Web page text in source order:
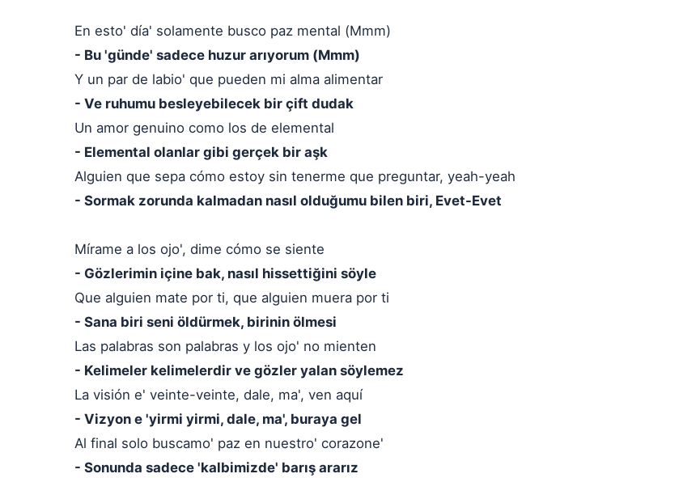
En esto' día' solamente busco paz mental (Mmm)
- Bu 'günde' sadece huzur arıyorum (Mmm)
Y un par de labio' que pueden mi alma alimentar
- Ve ruhumu besleyebilecek bir çift dudak
Un amor genuino como los de elemental
- Elemental olanlar gibi gerçek bir aşk
Alguien que sepa cómo estoy sin tenerme que preguntar, yeah-yeah
- Sormak zorunda kalmadan nasıl olduğumu bilen biri, Evet-Evet
Mírame a los ojo', dime cómo se siente
- Gözlerimin içine bak, nasıl hissettiğini söyle
Que alguien mate por ti, que alguien muera por ti
- Sana biri seni öldürmek, birinin ölmesi
Las palabras son palabras y los ojo' no mienten
- Kelimeler kelimelerdir ve gözler yalan söylemez
La visión e' veinte-veinte, dale, ma', ven aquí
- Vizyon e 'yirmi yirmi, dale, ma', buraya gel
Al final solo buscamo' paz en nuestro' corazone'
- Sonunda sadece 'kalbimizde' barış ararız